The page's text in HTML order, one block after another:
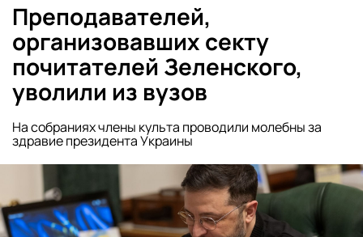
Преподавателей,
организовавших секту
почитателей Зеленского,
уволили из вузов
На собраниях члены культа проводили молебны за
здравие президента Украины